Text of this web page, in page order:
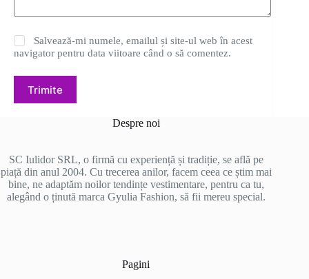
Salvează-mi numele, emailul și site-ul web în acest
navigator pentru data viitoare când o să comentez.
Trimite
Despre noi
SC Iulidor SRL, o firmă cu experiență și tradiție, se află pe
piață din anul 2004. Cu trecerea anilor, facem ceea ce știm mai
bine, ne adaptăm noilor tendințe vestimentare, pentru ca tu,
alegând o ținută marca Gyulia Fashion, să fii mereu special.
Pagini